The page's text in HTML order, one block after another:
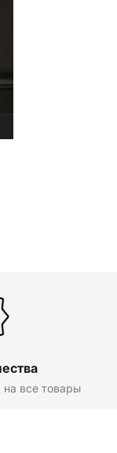
на все товары